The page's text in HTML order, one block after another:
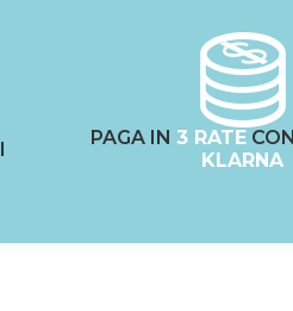
PAGA IN 3 RATE CON
KLARNA